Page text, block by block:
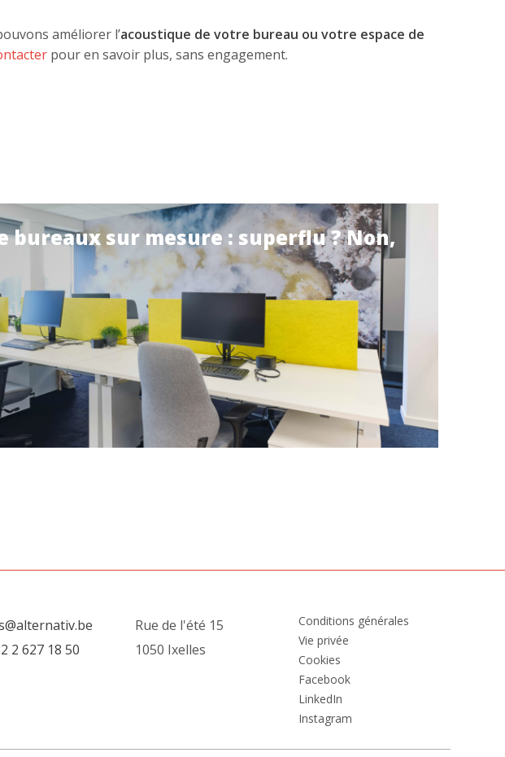
améliorer l’acoustique de votre bureau ou votre espace de
pour en savoir plus, sans engagement.
bureaux sur mesure : superflu ? Non,
2 627 18 50
Rue de l'été 15
1050 Ixelles
Conditions générales
Vie privée
Cookies
Facebook
LinkedIn
Instagram